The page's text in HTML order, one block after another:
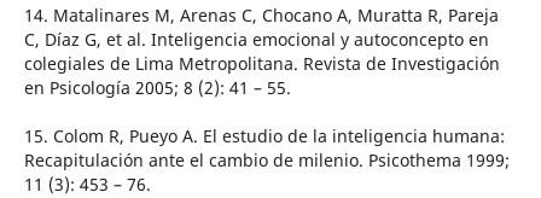
14. Matalinares M, Arenas C, Chocano A, Muratta R, Pareja
C, Díaz G, et al. Inteligencia emocional y autoconcepto en
colegiales de Lima Metropolitana. Revista de Investigación
en Psicología 2005; 8 (2): 41 – 55.
15. Colom R, Pueyo A. El estudio de la inteligencia humana:
Recapitulación ante el cambio de milenio. Psicothema 1999;
11 (3): 453 – 76.